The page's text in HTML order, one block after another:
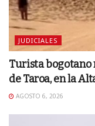
JUDICIALES
Turista bogotano
de Taroa, en la
AGOSTO 6, 2026